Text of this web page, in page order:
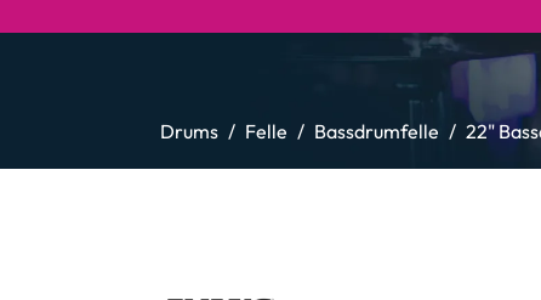
Drums Felle Bassdrumfelle 22"